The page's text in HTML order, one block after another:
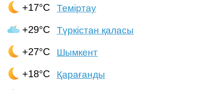
+17°C
Теміртау
+29°C
Түркістан қаласы
+27°C
Шымкент
+18°C
Қарағанды